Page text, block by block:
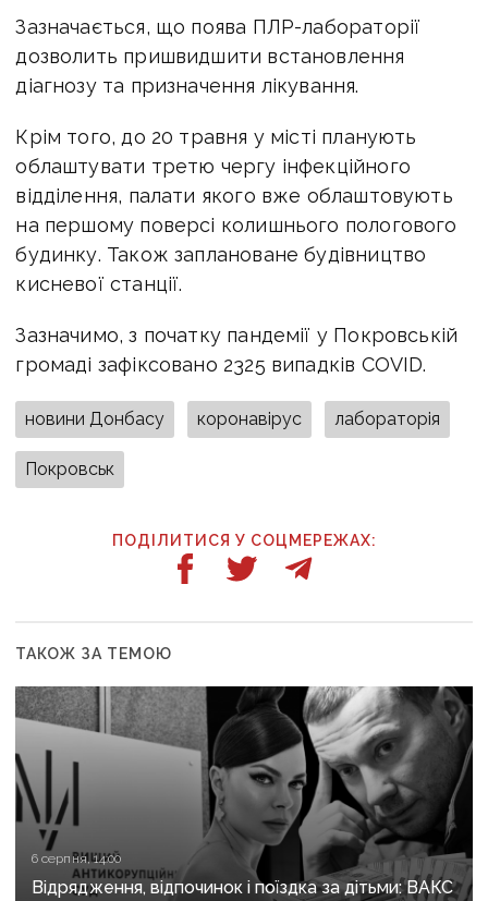
Зазначається, що поява ПЛР-лабораторії
дозволить пришвидшити встановлення
діагнозу та призначення лікування.
Крім того, до 20 травня у місті планують
облаштувати третю чергу інфекційного
відділення, палати якого вже облаштовують
на першому поверсі колишнього пологового
будинку. Також заплановане будівництво
кисневої станції.
Зазначимо, з початку пандемії у Покровській
громаді зафіксовано 2325 випадків COVID.
новини Донбасу коронавірус лабораторія
Покровськ
ПОДІЛИТИСЯ У СОЦМЕРЕЖАХ:
ТАКОЖ ЗА ТЕМОЮ
6 серпня, 14:00
Відрядження, відпочинок і поїздка за дітьми: ВАКС